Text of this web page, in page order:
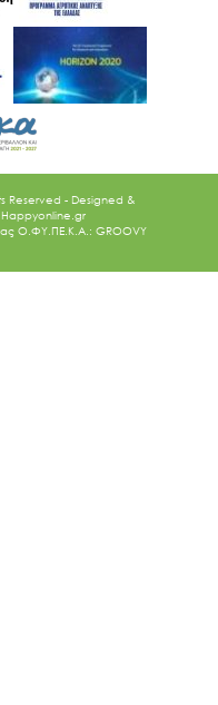
Reserved - Designed &
Happyonline.gr
Ο.ΦΥ.ΠΕ.Κ.Α.: GROOVY